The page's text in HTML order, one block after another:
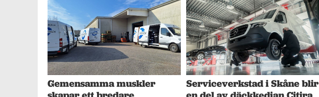
Gemensamma muskler
Serviceverkstad i Skåne blir